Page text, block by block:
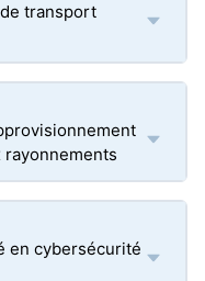
transport
en cybersécurité